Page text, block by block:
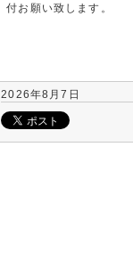
付お願い致します。
2026年8月7日